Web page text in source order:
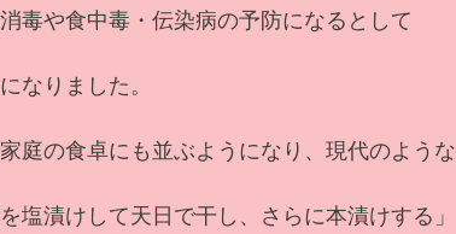
毒や食中毒・伝染病の予防になるとして
なりました。
庭の食卓にも並ぶようになり、現代のような
塩漬けして天日で干し、さらに本漬けする」